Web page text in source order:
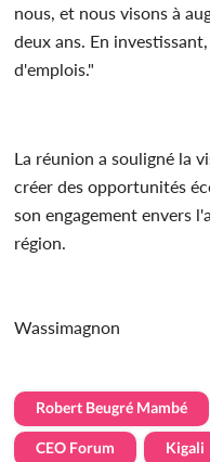
nous, et nous visons à
deux ans. En
d'emplois."
La réunion a souligné la
créer des opportunités
son engagement envers
région.
Wassimagnon
Robert Beugré Mambé
CEO Forum Kigali